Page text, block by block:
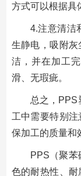
方式可以根据具
4.注意清洁
生静电，吸附
洁，并在加工
滑、无瑕疵。
总之，PPS
工中需要特别
保加工的质量和
PPS（聚
色的耐热性、